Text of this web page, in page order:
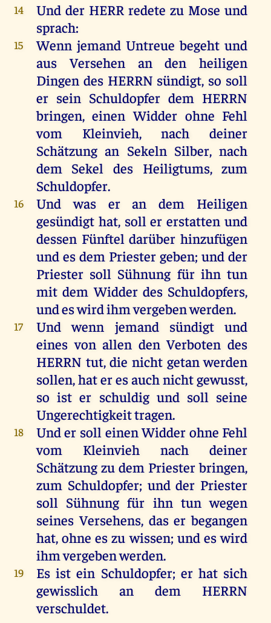
14 Und der HERR redete zu Mose und
sprach:
15 Wenn jemand Untreue begeht und
aus
Versehen an den
heiligen
Dingen des HERRN sündigt, so soll
er sein Schuldopfer dem HERRN
bringen,einen Widder ohne Fehl
vom Kleinvieh,nach
deiner
Schätzung an Sekeln Silber,nach
dem Sekel des Heiligtums,zum
Schuldopfer.
16 Und was er an dem
Heiligen
gesündigt hat, soll er erstatten und
dessenFünfteldarüber hinzufügen
und es dem Priester geben;und der
Priester soll Sühnung für ihn tun
mit dem Widder des Schuldopfers,
undeswirdihmvergebenwerden.
17 Und wenn jemand sündigt und
eines von allen denVerbotendes
HERRN tut,die nicht getan werden
sollen,hateresauchnichtgewusst,
so ist er schuldig und soll seine
Ungerechtigkeittragen.
18 Under soll einenWidder ohne Fehl
vom Kleinviehnach
deiner
Schätzung zu dem Priester bringen,
zum Schuldopfer; und der Priester
soll Sühnungfür ihn tun wegen
seinesVersehens, das er begangen
hat,ohne es zu wissen; und es wird
ihmvergebenwerden.
19 Es ist ein Schuldopfer; er hat sich
gewisslich an dem
HERRN
verschuldet.